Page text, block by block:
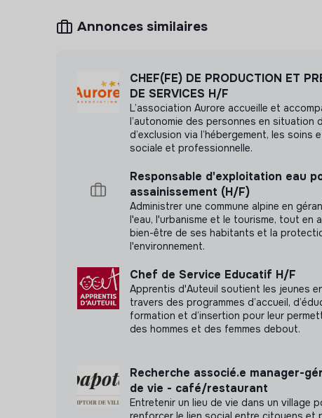
Annonces similaires
CHEF(FE) DE PRODUCTION ET
DE SERVICES H/F
L’association Aurore accueille et
l’autonomie des personnes en situation
d’exclusion via l’hébergement, les soins
sociale et professionnelle.
Responsable d'exploitation eau
assainissement (H/F)
Administrer une commune alpine en
l'eau, l'urbanisme et le tourisme, tout en
bien-être de ses habitants et la
l'environnement.
Chef de Service Educatif H/F
Apprentis d'Auteuil soutient les jeunes
travers des programmes d’accueil,
formation et d’insertion pour leur
des hommes et des femmes debout.
Recherche associé.e manager-
de vie - café/restaurant
Entretenir un lieu de vie dans un village